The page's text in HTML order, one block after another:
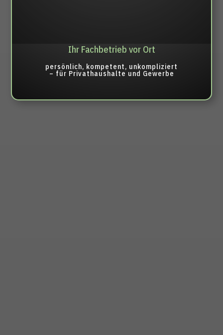
Ihr Fachbetrieb vor Ort
persönlich, kompetent, unkompliziert
– für Privathaushalte und Gewerbe